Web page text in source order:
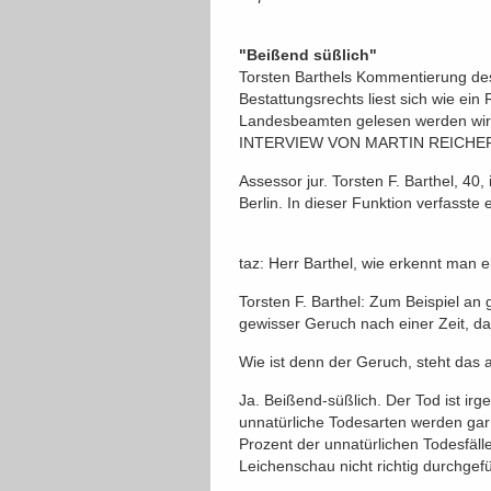
"Beißend süßlich"
Torsten Barthels Kommentierung
Bestattungsrechts liest sich wie ein
Landesbeamten gelesen werden
INTERVIEW VON MARTIN
Assessor jur. Torsten F. Barthel,
Berlin. In dieser Funktion verfasste
taz: Herr Barthel, wie erkennt man
Torsten F. Barthel: Zum Beispiel
gewisser Geruch nach einer Zeit,
Wie ist denn der Geruch, steht das
Ja. Beißend-süßlich. Der Tod ist
unnatürliche Todesarten werden
Prozent der unnatürlichen
Leichenschau nicht richtig